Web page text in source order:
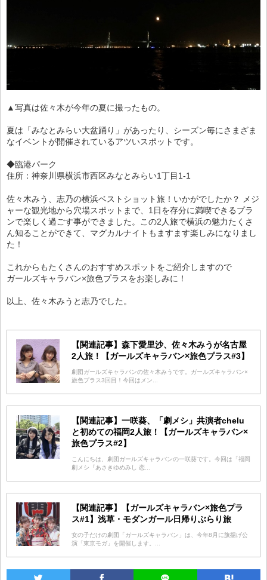
▲写真は佐々木が今年の夏に撮ったもの。
夏は「みなとみらい大盆踊り」があったり、シーズン毎にさまざま
なイベントが開催されているアツいスポットです。
◆臨港パーク
住所：神奈川県横浜市西区みなとみらい1丁目1-1
佐々木みう、志乃の横浜ベストショット旅！いかがでしたか？ メジ
ャーな観光地から穴場スポットまで、1日を存分に満喫できるプラ
ンで楽しく過ごす事ができました。この2人旅で横浜の魅力たくさ
ん知ることができて、マグカルナイトもますます楽しみになりまし
た！
これからもたくさんのおすすめスポットをご紹介しますので
ガールズキャラバン×旅色プラスをお楽しみに！
以上、佐々木みうと志乃でした。
【関連記事】森下愛里沙、佐々木みうが名古屋
2人旅！【ガールズキャラバン×旅色プラス#3】
劇団ガールズキャラバンの佐々木みうです。ガールズキャラバン×
旅色プラス3回目！今回はメン...
【関連記事】一咲葵、「劇メシ」共演者chelu
と初めての福岡2人旅！【ガールズキャラバン×
旅色プラス#2】
こんにちは、劇団ガールズキャラバンの一咲葵です。今回は「福岡
劇メシ『あさきゆめみし 恋...
【関連記事】【ガールズキャラバン×旅色プラ
ス#1】浅草・モダンガール日帰りぶらり旅
女の子だけの劇団「ガールズキャラバン」は、今年8月に旗揚げ公
演「東京モガ」を開催します。...